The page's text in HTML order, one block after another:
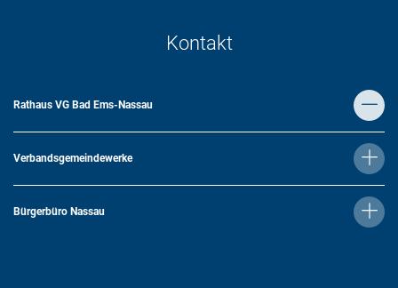
Kontakt
Rathaus VG Bad Ems-Nassau
Verbandsgemeindewerke
Bürgerbüro Nassau